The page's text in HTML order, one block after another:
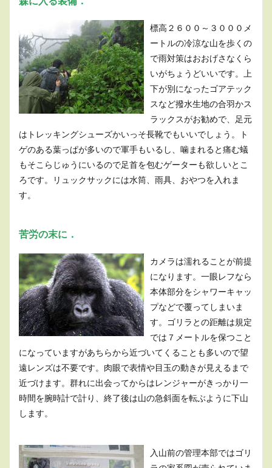
標高２６００～３０００メ
ートルの冷涼な山を歩くの
で雨対策はおおげさなくら
いがちょうどいいです。上
下が別になったゴアテック
スなど撥水生地の合羽かス
ラックスがお勧めで、足元
はトレッキングシューズかいっそ長靴でもいいでしょう。ト
ゲのある葉っぱが多いので軍手もいるし、噛まれると痛む蟻
もそこらじゅうにいるので足首を包むゲーターも欲しいとこ
ろです。リュックサックには水筒、雨具、おやつを入れま
す。
苦労の末に．
カメラは濡れることが前提
になります。一眼レフなら
本体部分をシャワーキャッ
プなどで覆ってしまいま
す。ゴリラとの距離は規定
では７メートルを保つこと
になっていますがあちらから近づいてくることも多いので望
遠レンズは不要です。肉眼で表情や目玉の動きが見えるまで
近づけます。群れに出会ってからはレンジャーがきっかり一
時間を腕時計で計り、終了後は山の急斜面を転ぶように下山
します。
入山前の管理本部ではゴリ